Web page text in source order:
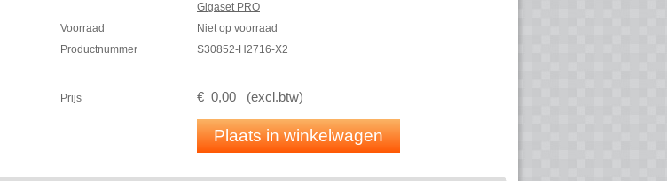
MAC-ID (MACadres gevolgd door 4 digits) van de betreffende
integrator mee. Dit
-ID is te vinden op de statuspagina van de (Embedded) Integrator.
Gigaset PRO
Voorraad
Niet op voorraad
Productnummer
S30852-H2716-X2
Prijs € 0,00 (excl.btw)
Plaats in winkelwagen